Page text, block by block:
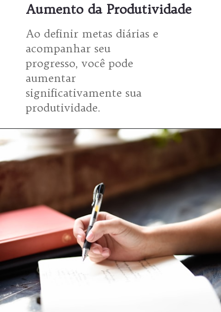
Aumento da Produtividade
Ao definir metas diárias e
acompanhar seu
progresso, você pode
aumentar
significativamente sua
produtividade.